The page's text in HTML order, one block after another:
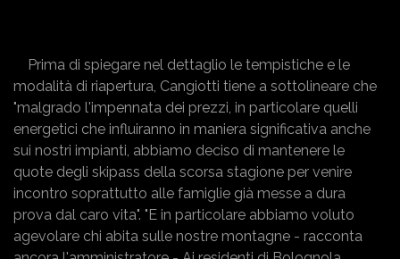
Prima di spiegare nel dettaglio le tempistiche e le
modalità di riapertura, Cangiotti tiene a sottolineare che
"malgrado l'impennata dei prezzi, in particolare quelli
energetici che influiranno in maniera significativa anche
sui nostri impianti, abbiamo deciso di mantenere le
quote degli skipass della scorsa stagione per venire
incontro soprattutto alle famiglie già messe a dura
prova dal caro vita". "E in particolare abbiamo voluto
agevolare chi abita sulle nostre montagne - racconta